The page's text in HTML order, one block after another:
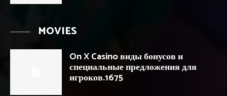
MOVIES
On X Casino виды бонусов и
специальные предложения для
игроков.1675